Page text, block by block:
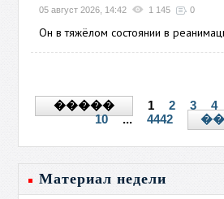
05 август 2026, 14:42 1 145 0
Он в тяжёлом состоянии в
����� 1 2 3 4
10
... 4442
Материал недели